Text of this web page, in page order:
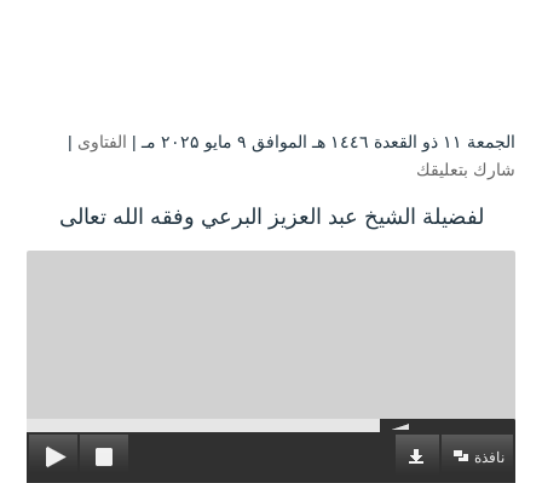
الجمعة ۱۱ ذو القعدة ۱٤٤٦ هـ الموافق ۹ مايو ۲۰۲۵ مـ | الفتاوى |
شارك بتعليقك
لفضيلة الشيخ عبد العزيز البرعي وفقه الله تعالى
نافذة